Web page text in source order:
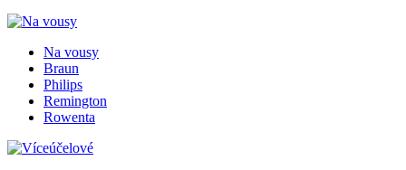
Na vousy
Braun
Philips
Remington
Rowenta